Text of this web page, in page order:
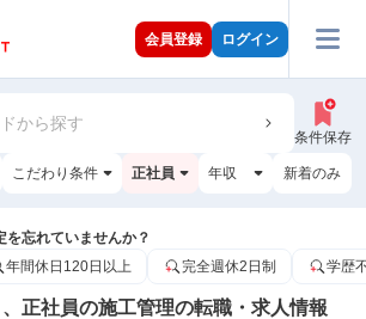
会員登録 ログイン
から探す
条件保存
こだわり条件 正社員 年収 新着のみ
を忘れていませんか？
年間休日120日以上 完全週休2日制 学歴
正社員の施工管理の転職・求人情報